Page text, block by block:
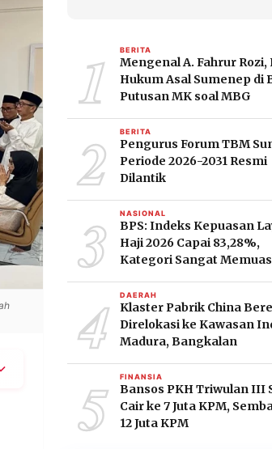
1 BERITA
Mengenal A. Fahrur Rozi,
Hukum Asal Sumenep di
Putusan MK soal MBG
2 BERITA
Pengurus Forum TBM
Periode 2026-2031 Resmi
Dilantik
3 NASIONAL
BPS: Indeks Kepuasan
Haji 2026 Capai 83,28%,
Kategori Sangat
4 DAERAH
Klaster Pabrik China
Direlokasi ke Kawasan
Madura, Bangkalan
5 FINANSIA
Bansos PKH Triwulan III
Cair ke 7 Juta KPM,
12 Juta KPM